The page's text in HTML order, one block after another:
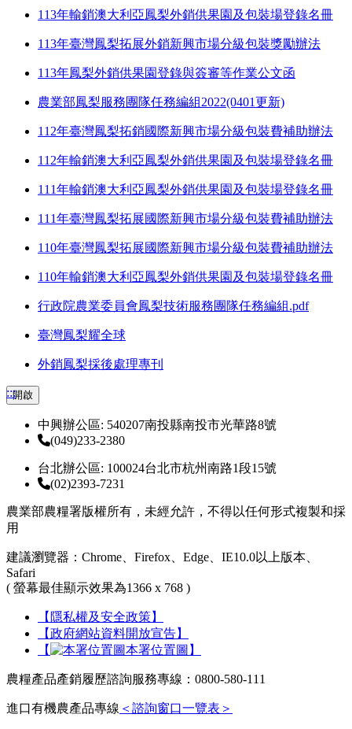
113年輸銷澳大利亞鳳梨外銷供果園及包裝場登錄名冊
113年臺灣鳳梨拓展外銷新興市場分級包裝獎勵辦法
113年鳳梨外銷供果園登錄與簽審等作業公文函
農業部鳳梨服務團隊任務編組2022(0401更新)
112年臺灣鳳梨拓銷國際新興市場分級包裝費補助辦法
112年輸銷澳大利亞鳳梨外銷供果園及包裝場登錄名冊
111年輸銷澳大利亞鳳梨外銷供果園及包裝場登錄名冊
111年臺灣鳳梨拓展國際新興市場分級包裝費補助辦法
110年臺灣鳳梨拓展國際新興市場分級包裝費補助辦法
110年輸銷澳大利亞鳳梨外銷供果園及包裝場登錄名冊
行政院農業委員會鳳梨技術服務團隊任務編組.pdf
臺灣鳳梨耀全球
外銷鳳梨採後處理專刊
:::開啟
中興辦公區: 540207南投縣南投市光華路8號
(049)233-2380
台北辦公區: 100024台北市杭州南路1段15號
(02)2393-7231
農業部農糧署版權所有，未經允許，不得以任何形式複製和採
用
建議瀏覽器：Chrome、Firefox、Edge、IE10.0以上版本、
Safari
( 螢幕最佳顯示效果為1366 x 768 )
【隱私權及安全政策】
【政府網站資料開放宣告】
【
本署位置圖】
農糧產品產銷履歷諮詢服務專線：0800-580-111
進口有機農產品專線 ＜諮詢窗口一覽表＞